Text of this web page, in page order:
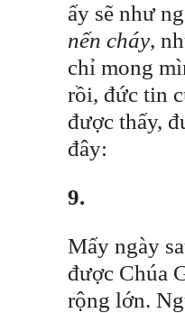
ấy sẽ như
nến cháy,
chỉ mong
rồi, đức tin
được thấy,
đây:
9.
Mấy ngày
được Chúa
rộng lớn.